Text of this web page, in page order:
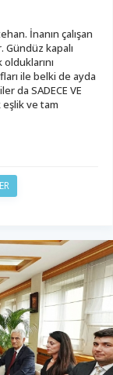
İnanın çalışan
Gündüz kapalı
olduklarını
ile belki de ayda
da SADECE VE
eşlik ve tam